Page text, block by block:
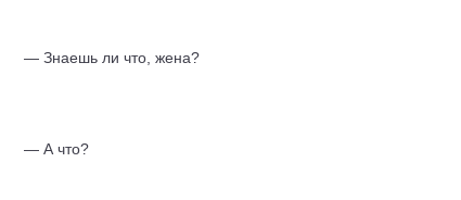
— Знаешь ли что, жена?
— А что?